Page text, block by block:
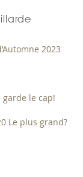
2023
garde le cap!
Le plus grand?